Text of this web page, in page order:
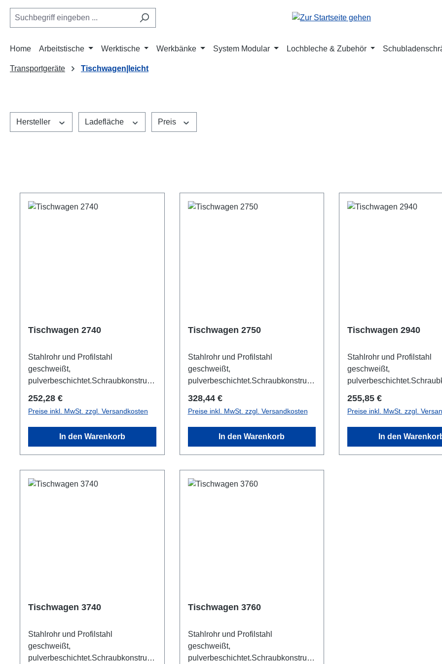
Hauptinhalt springen
Zur Suche springen
Zur Hauptnavigation springen
Home Arbeitstische Werktische Werkbänke System Modular Lochbleche & Zubehör
Transportgeräte Tischwagen|leicht
Hersteller Ladefläche Preis
Tischwagen 2740
Stahlrohr und Profilstahl
geschweißt,
pulverbeschichtet.Schraubkonstrukti
OberflächeBuchendekor, im
Stahlrahmen liegend, Rand 12 mm
hoch. Schiebegriffhochstehend. 2
Lenk- und 2 Bockrollen, TPE-
EuropäischenNorm EN 1757-3
Regulärer Preis:
252,28 €
Preise inkl. MwSt. zzgl. Versandkosten
In den Warenkorb
Tischwagen 2750
Stahlrohr und Profilstahl
geschweißt,
pulverbeschichtet.Schraubkonstrukti
OberflächeBuchendekor, im
Stahlrahmen liegend, Rand 12 mm
hoch. Schiebegriffhochstehend. 2
Lenk- und 2 Bockrollen, TPE-
EuropäischenNorm EN 1757-3
Regulärer Preis:
328,44 €
Preise inkl. MwSt. zzgl. Versandkosten
In den Warenkorb
Tischwagen 2940
Stahlrohr und Profilstahl
geschweißt,
OberflächeBuchendekor, im
Stahlrahmen liegend,
hoch.
Lenk- und 2 Bockrollen,
Regulärer Preis:
255,85 €
Preise inkl. MwSt. zzgl.
In den
Tischwagen 3740
Stahlrohr und Profilstahl
geschweißt,
pulverbeschichtet.Schraubkonstrukti
Tischwagen 3760
Stahlrohr und Profilstahl
geschweißt,
pulverbeschichtet.Schraubkonstrukti